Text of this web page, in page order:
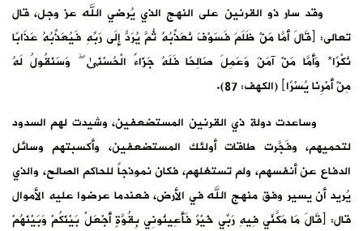
وقد سار ذو القرنين على النهج الذي يُرضي الله عز وجل، قال
تعالى: ﴿قَالَ أَمَّا مَنْ ظَلَمَ فَسَوْفَ نُعَذِّبُهُ ثُمَّ يُرَدُّ إِلَى رَبِّهِ فَيُعَذِّبُهُ عَذَابًا
نُكْرًا* وَأَمَّا مَنْ آمَنَ وَعَمِلَ صَالِحًا فَلَهُ جَزَاءً الْحُسْنَىٰ ۖ وَسَنَقُولُ لَهُ
مِنْ أَمْرِنَا يُسْرًا﴾ (الكهف: 87).
وساعدت دولة ذي القرنين المستضعفين، وشيدت لهم السدود
لتحميهم، وفَجَّرت طاقات أولئك المستضعفين، وأكسبتهم وسائل
الدفاع عن أنفسهم، ولم تستغلهم، فكان نموذجاً للحاكم الصالح، والذي
يُريد أن يسير وفق منهج الله في الأرض، فعندما عرضوا عليه الأموال
قال: ﴿قَالَ مَا مَكَّنِّي فِيهِ رَبِّي خَيْرٌ فَأَعِينُونِي بِقُوَّةٍ أَجْعَلْ بَيْنَكُمْ وَبَيْنَهُمْ